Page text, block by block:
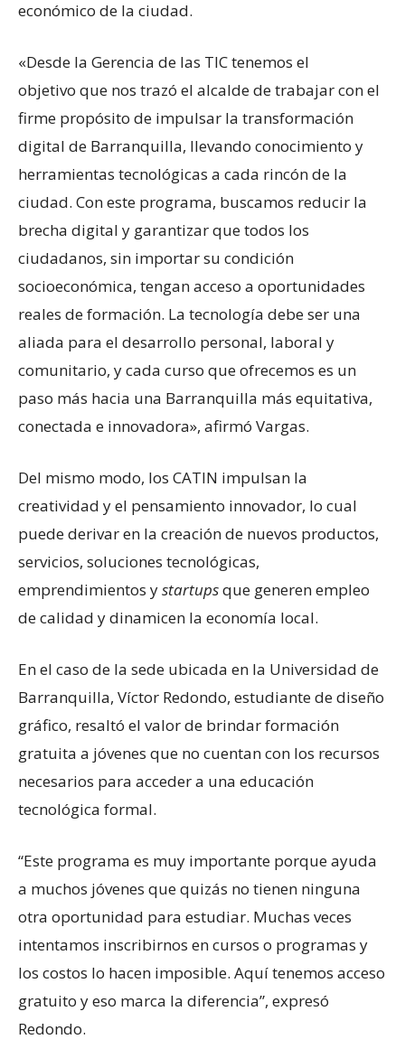
económico de la ciudad.
«Desde la Gerencia de las TIC tenemos el
objetivo que nos trazó el alcalde de trabajar con el
firme propósito de impulsar la transformación
digital de Barranquilla, llevando conocimiento y
herramientas tecnológicas a cada rincón de la
ciudad. Con este programa, buscamos reducir la
brecha digital y garantizar que todos los
ciudadanos, sin importar su condición
socioeconómica, tengan acceso a oportunidades
reales de formación. La tecnología debe ser una
aliada para el desarrollo personal, laboral y
comunitario, y cada curso que ofrecemos es un
paso más hacia una Barranquilla más equitativa,
conectada e innovadora», afirmó Vargas.
Del mismo modo, los CATIN impulsan la
creatividad y el pensamiento innovador, lo cual
puede derivar en la creación de nuevos productos,
servicios, soluciones tecnológicas,
emprendimientos ystartupsque generen empleo
de calidad y dinamicen la economía local.
En el caso de la sede ubicada en la Universidad de
Barranquilla, Víctor Redondo, estudiante de diseño
gráfico, resaltó el valor de brindar formación
gratuita a jóvenes que no cuentan con los recursos
necesarios para acceder a una educación
tecnológica formal.
“Este programa es muy importante porque ayuda
a muchos jóvenes que quizás no tienen ninguna
otra oportunidad para estudiar. Muchas veces
intentamos inscribirnos en cursos o programas y
los costos lo hacen imposible. Aquí tenemos acceso
gratuito y eso marca la diferencia”, expresó
Redondo.